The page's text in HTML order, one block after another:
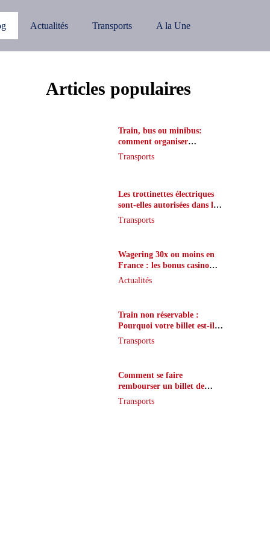
Actualités Transports A la Une
Articles populaires
Train, bus ou minibus:
comment organiser
l’itinéraire en France
Transports
Les trottinettes électriques
sont-elles autorisées dans le
métro ?
Transports
Wagering 30x ou moins en
France : les bonus casino
que peu de joueurs
Actualités
Train non réservable :
Pourquoi votre billet est-il
inaccessible ?
Transports
Comment se faire
rembourser un billet de
train en cas de retard ?
Transports